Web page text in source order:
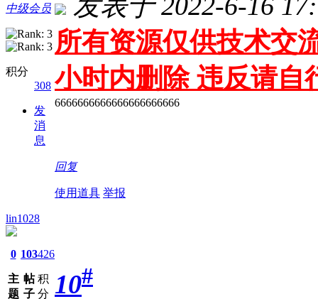
中级会员
积分
308
发
消
息
所有资源仅供技术交
小时内删除 违反请自
6666666666666666666666
回复
使用道具 举报
lin1028
0
主
题
103
帖
子
426
积
分 10#